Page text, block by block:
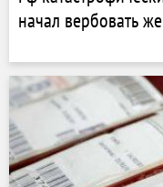
начал вербовать